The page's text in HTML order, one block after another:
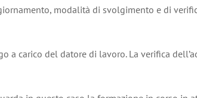
modalità di svolgimento e di
a carico del datore di lavoro. La verifica